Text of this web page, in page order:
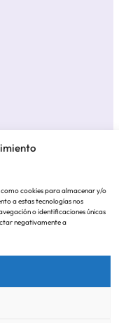
cookies para almacenar y/o
a estas tecnologías nos
o identificaciones únicas
negativamente a
– 2025
incluido en